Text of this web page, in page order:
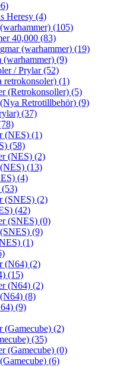
Heresy (4)
(105)
40,000 (83)
(warhammer) (19)
(warhammer) (9)
/ Prylar(52)
retrokonsoler) (1)
(Retrokonsoller) (5)
Retrotillbehör) (9)
(37)
(NES) (1)
(58)
(NES) (2)
(13)
(4)
(53)
(SNES) (2)
(42)
(SNES) (0)
(9)
(1)
(N64) (2)
(15)
(N64) (2)
(8)
(9)
(Gamecube) (2)
(35)
(Gamecube) (0)
(6)